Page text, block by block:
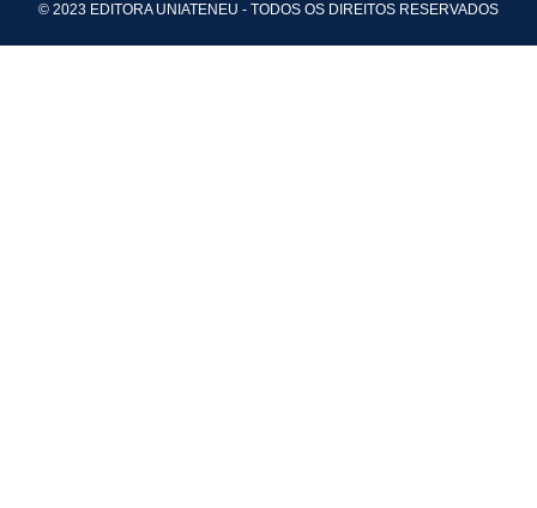
© 2023 EDITORA UNIATENEU - TODOS OS DIREITOS RESERVADOS